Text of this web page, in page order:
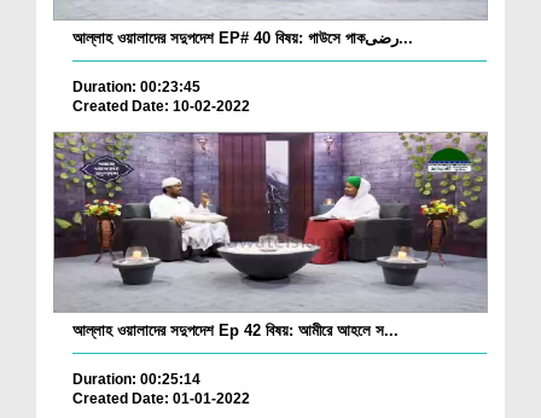
আল্লাহ ওয়ালাদের সদুপদেশ EP# 40 বিষয়: গাউসে পাকرضی...
Duration: 00:23:45
Created Date: 10-02-2022
আল্লাহ ওয়ালাদের সদুপদেশ Ep 42 বিষয়: আমীরে আহলে স...
Duration: 00:25:14
Created Date: 01-01-2022